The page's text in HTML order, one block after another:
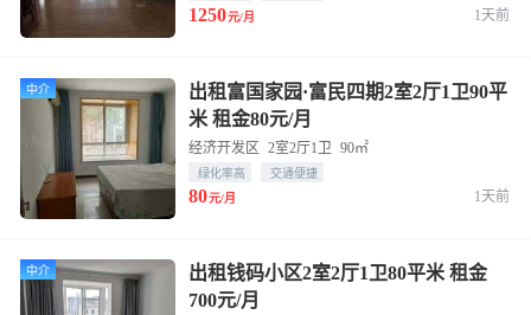
1250元/月 1天前
中介
出租富国家园·富民四期2室2厅1卫90平
米 租金80元/月
经济开发区 2室2厅1卫 90㎡
绿化率高 交通便捷
80元/月 1天前
中介
出租钱码小区2室2厅1卫80平米 租金
700元/月